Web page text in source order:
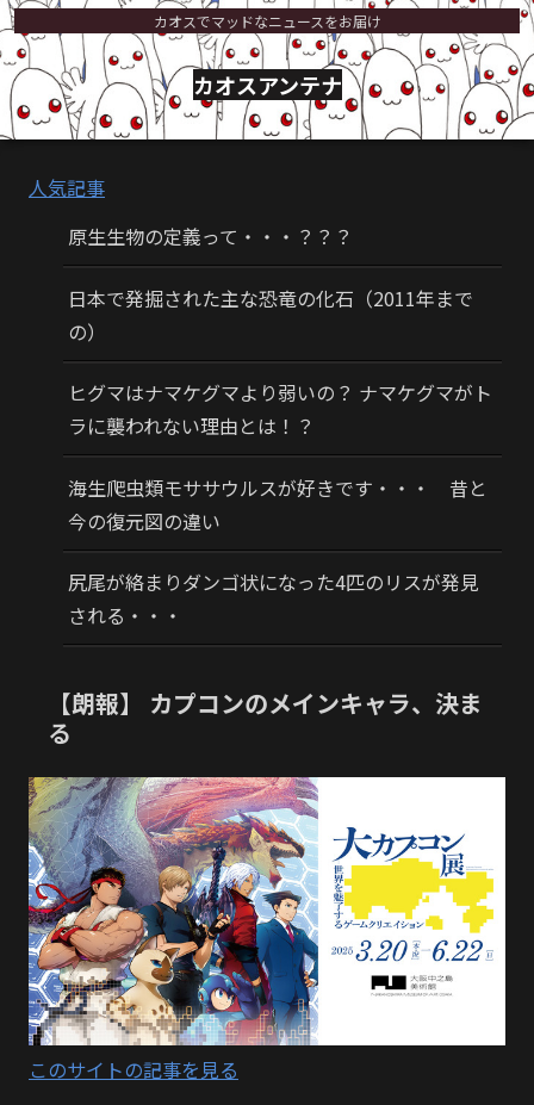
カオスでマッドなニュースをお届け
カオスアンテナ
人気記事
原生生物の定義って・・・？？？
日本で発掘された主な恐竜の化石（2011年まで
の）
ヒグマはナマケグマより弱いの？ ナマケグマがト
ラに襲われない理由とは！？
海生爬虫類モササウルスが好きです・・・ 昔と
今の復元図の違い
尻尾が絡まりダンゴ状になった4匹のリスが発見
される・・・
【朗報】 カプコンのメインキャラ、決ま
る
このサイトの記事を見る